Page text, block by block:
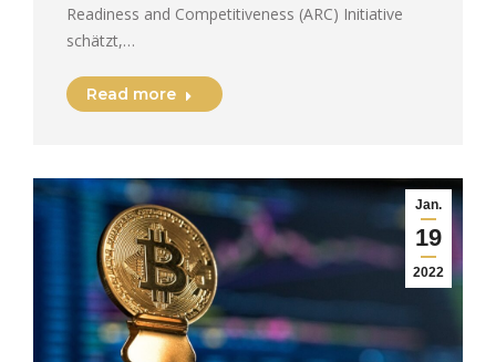
Readiness and Competitiveness (ARC) Initiative
schätzt,…
Read more
Jan.
19
2022